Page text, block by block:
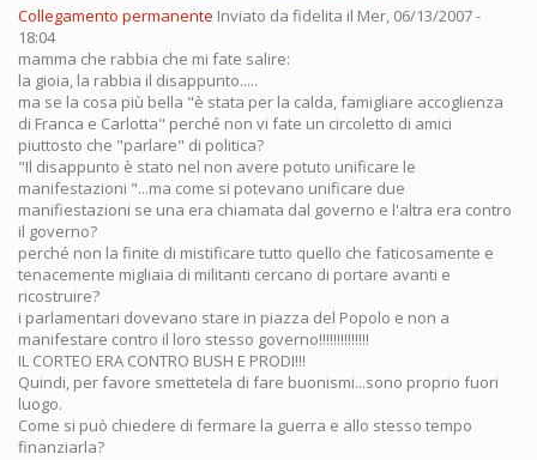
Collegamento permanente Inviato da fidelita il Mer, 06/13/2007 -
18:04
mamma che rabbia che mi fate salire:
la gioia, la rabbia il disappunto.....
ma se la cosa più bella "è stata per la calda, famigliare accoglienza
di Franca e Carlotta" perché non vi fate un circoletto di amici
piuttosto che "parlare" di politica?
"Il disappunto è stato nel non avere potuto unificare le
manifestazioni "...ma come si potevano unificare due
manifiestazioni se una era chiamata dal governo e l'altra era contro
il governo?
perché non la finite di mistificare tutto quello che faticosamente e
tenacemente migliaia di militanti cercano di portare avanti e
ricostruire?
i parlamentari dovevano stare in piazza del Popolo e non a
manifestare contro il loro stesso governo!!!!!!!!!!!!!!
IL CORTEO ERA CONTRO BUSH E PRODI!!!
Quindi, per favore smettetela di fare buonismi...sono proprio fuori
luogo.
Come si può chiedere di fermare la guerra e allo stesso tempo
finanziarla?